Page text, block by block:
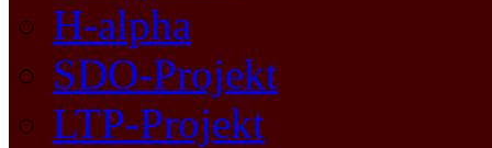
H-alpha
SDO-Projekt
LTP-Projekt